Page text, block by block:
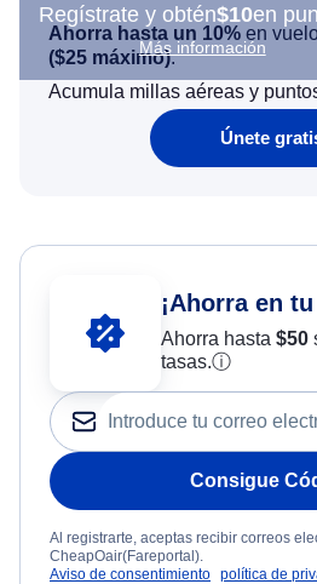
Regístrate y obtén$10en
Más información
Ahorra hasta un 10% en
($25 máximo).
Acumula millas aéreas y
Únete
¡Ahorra en
Ahorra hasta $50
tasas.ⓘ
Consigue
Al registrarte, aceptas recibir correos
CheapOair(Fareportal).
Aviso de consentimiento política de